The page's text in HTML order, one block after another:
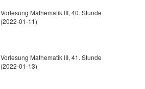
Vorlesung Mathematik III, 40. Stunde
(2022-01-11)
Vorlesung Mathematik III, 41. Stunde
(2022-01-13)